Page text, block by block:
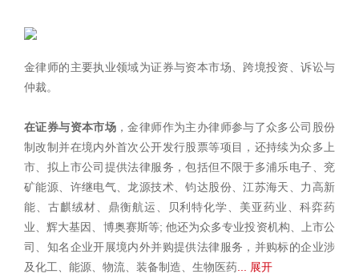
金律师的主要执业领域为证券与资本市场、跨境投资、诉讼与
仲裁。
在证券与资本市场 ，金律师作为主办律师参与了众多公司股份
制改制并在境内外首次公开发行股票等项目，还持续为众多上
市、拟上市公司提供法律服务，包括但不限于多浦乐电子、兖
矿能源、许继电气、龙源技术、钧达股份、江苏海天、力高新
能、古麒绒材、鼎衡航运、贝利特化学、美亚药业、科弈药
业、辉大基因、博奥赛斯等; 他还为众多专业投资机构、上市公
司、知名企业开展境内外并购提供法律服务，并购标的企业涉
及化工、能源、物流、装备制造、生物医药 ... 展开